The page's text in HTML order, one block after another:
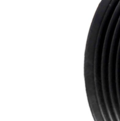
6
Diametru
69,1
mm